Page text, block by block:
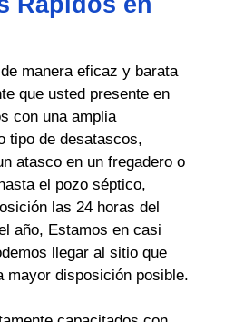
manera eficaz y barata
que usted presente en
con una amplia
tipo de desatascos,
atasco en un fregadero o
el pozo séptico,
las 24 horas del
año, Estamos en casi
llegar al sitio que
mayor disposición posible.